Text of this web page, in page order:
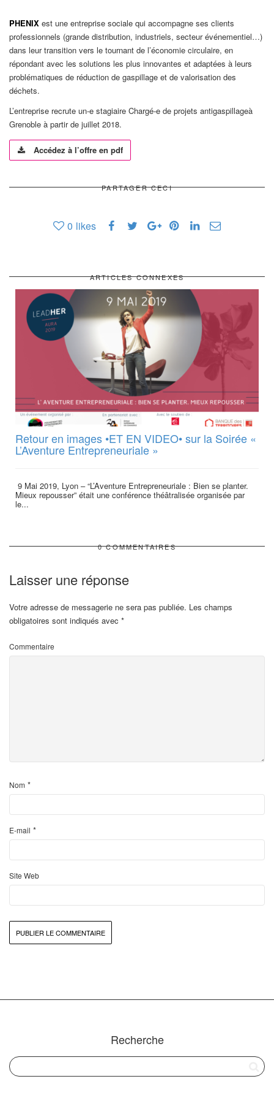
PHENIX est une entreprise sociale qui accompagne ses clients
professionnels (grande distribution, industriels, secteur événementiel…)
dans leur transition vers le tournant de l’économie circulaire, en
répondant avec les solutions les plus innovantes et adaptées à leurs
problématiques de réduction de gaspillage et de valorisation des
déchets.
L’entreprise recrute un-e stagiaire Chargé-e de projets antigaspillageà
Grenoble à partir de juillet 2018.
Accédez à l’offre en pdf
PARTAGER CECI
0 likes
ARTICLES CONNEXES
Retour en images •ET EN VIDEO• sur la Soirée «
L’Aventure Entrepreneuriale »
9 Mai 2019, Lyon – “L’Aventure Entrepreneuriale : Bien se planter.
Mieux repousser” était une conférence théâtralisée organisée par
le...
0 COMMENTAIRES
Laisser une réponse
Votre adresse de messagerie ne sera pas publiée. Les champs
obligatoires sont indiqués avec *
Commentaire
Nom *
E-mail *
Site Web
Recherche